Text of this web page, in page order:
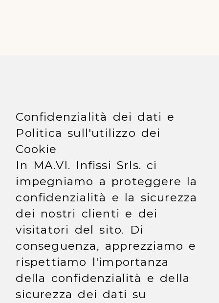
Confidenzialità dei dati e
Politica sull'utilizzo dei
Cookie
In MA.VI. Infissi Srls. ci
impegniamo a proteggere la
confidenzialità e la sicurezza
dei nostri clienti e dei
visitatori del sito. Di
conseguenza, apprezziamo e
rispettiamo l'importanza
della confidenzialità e della
sicurezza dei dati su